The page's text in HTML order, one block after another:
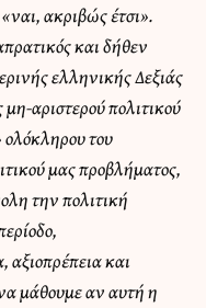
ακριβώς έτσι».
και δήθεν
ελληνικής Δεξιάς
αριστερού πολιτικού
ολόκληρου του
μας προβλήματος,
την πολιτική
και
μάθουμε αν αυτή η